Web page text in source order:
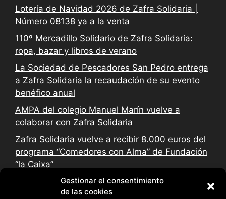
Gestionar el consentimiento
de las cookies
Lotería de Navidad 2026 de Zafra Solidaria |
Número 08138 ya a la venta
110º Mercadillo Solidario de Zafra Solidaria:
ropa, bazar y libros de verano
La Sociedad de Pescadores San Pedro entrega
a Zafra Solidaria la recaudación de su evento
benéfico anual
AMPA del colegio Manuel Marín vuelve a
colaborar con Zafra Solidaria
Zafra Solidaria vuelve a recibir 8.000 euros del
programa “Comedores con Alma” de Fundación
“la Caixa”